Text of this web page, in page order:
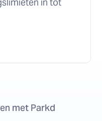
met Parkd